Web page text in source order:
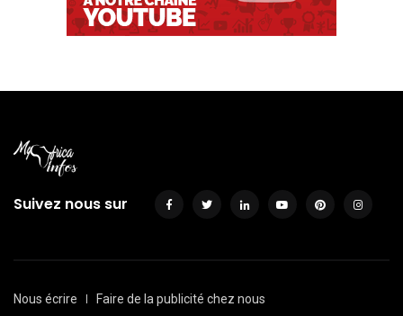
Suivez nous sur
Nous écrire Faire de la publicité chez nous